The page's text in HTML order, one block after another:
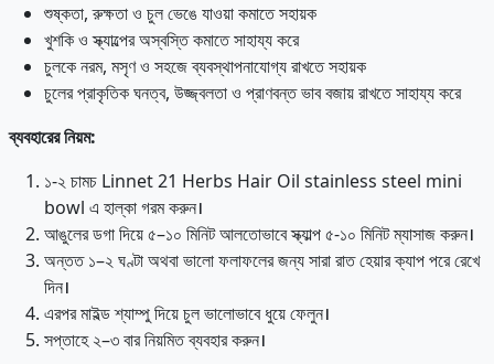
শুষ্কতা, রুক্ষতা ও চুল ভেঙে যাওয়া কমাতে সহায়ক
খুশকি ও স্ক্যাল্পের অস্বস্তি কমাতে সাহায্য করে
চুলকে নরম, মসৃণ ও সহজে ব্যবস্থাপনাযোগ্য রাখতে সহায়ক
চুলের প্রাকৃতিক ঘনত্ব, উজ্জ্বলতা ও প্রাণবন্ত ভাব বজায় রাখতে সাহায্য করে
ব্যবহারেরনিয়ম:
১-২ চামচ Linnet 21 Herbs Hair Oil stainless steel mini
bowl এ হাল্কা গরম করুন।
আঙুলের ডগা দিয়ে ৫–১০ মিনিট আলতোভাবে স্ক্যাল্প ৫-১০ মিনিট ম্যাসাজ করুন।
অন্তত ১–২ ঘণ্টা অথবা ভালো ফলাফলের জন্য সারা রাত হেয়ার ক্যাপ পরে রেখে
দিন।
এরপর মাইল্ড শ্যাম্পু দিয়ে চুল ভালোভাবে ধুয়ে ফেলুন।
সপ্তাহে ২–৩ বার নিয়মিত ব্যবহার করুন।